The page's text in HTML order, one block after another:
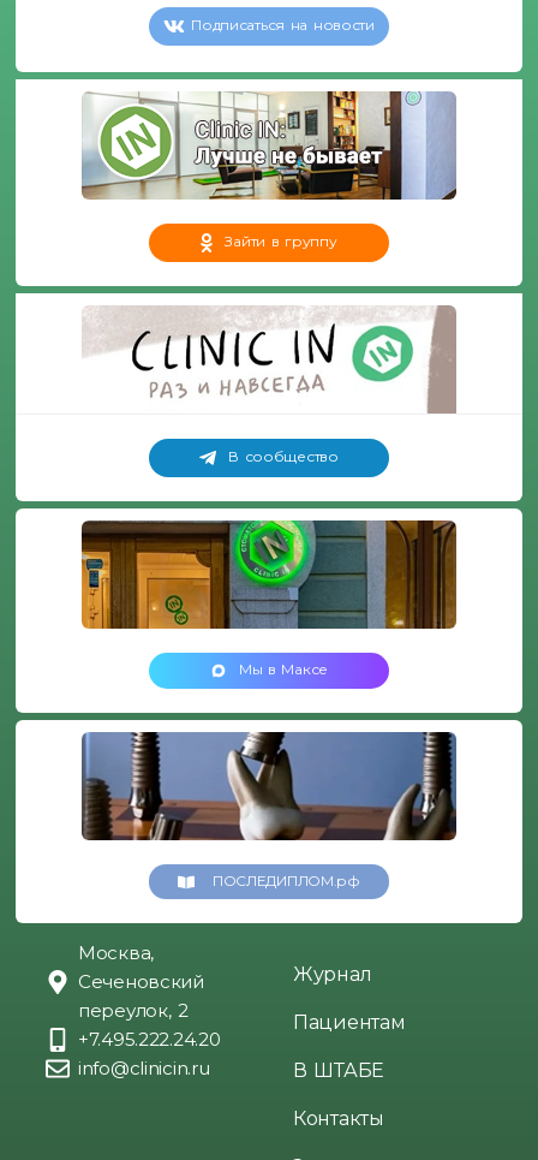
Подписаться на новости
Зайти в группу
В сообщество
Мы в Максе
ПОСЛЕДИПЛОМ.рф
Москва,
Сеченовский
переулок, 2
+7.495.222.24.20
info@clinicin.ru
Журнал
Пациентам
В ШТАБЕ
Контакты